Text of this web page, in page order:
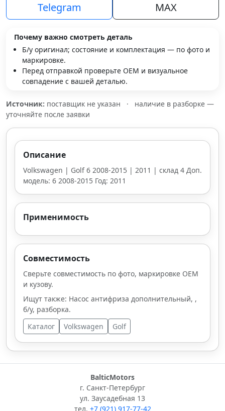
Telegram
MAX
Почему важно смотреть деталь
Б/у оригинал; состояние и комплектация — по фото и
маркировке.
Перед отправкой проверьте OEM и визуальное
совпадение с вашей деталью.
Источник: поставщик не указан ·
наличие в разборке —
уточняйте после заявки
Описание
Volkswagen | Golf 6 2008-2015 | 2011 | склад 4 Доп.
модель: 6 2008-2015 Год: 2011
Применимость
Совместимость
Сверьте совместимость по фото, маркировке OEM
и кузову.
Ищут также: Насос антифриза дополнительный, ,
б/у, разборка.
Каталог
Volkswagen Golf
BalticMotors
г. Санкт-Петербург
ул. Заусадебная 13
тел. +7 (921) 917-77-42